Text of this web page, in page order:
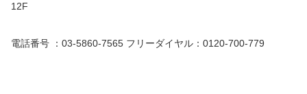
12F
電話番号 ：03-5860-7565 フリーダイヤル：0120-700-779